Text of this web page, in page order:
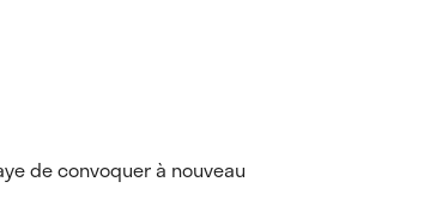
de convoquer à nouveau